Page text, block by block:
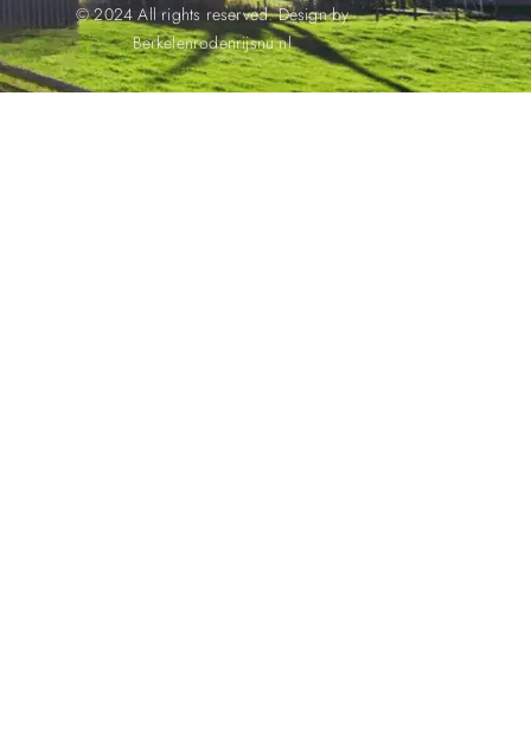
© 2024 All rights reserved. Design by
Berkelenrodenrijsnu.nl